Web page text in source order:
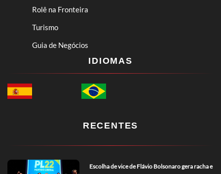
Rolê na Fronteira
Turismo
Guia de Negócios
IDIOMAS
RECENTES
Escolha de vice de Flávio Bolsonaro gera racha e